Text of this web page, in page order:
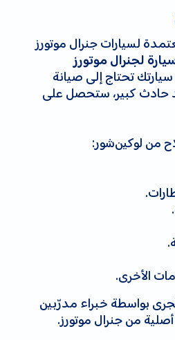
لسيارات جنرال موتورز
لجنرال موتورز
تحتاج إلى صيانة
حادث كبير، ستحصل على
من لوکین‌شور:
الأخرى.
بواسطة خبراء مدرّبين
من جنرال موتورز.